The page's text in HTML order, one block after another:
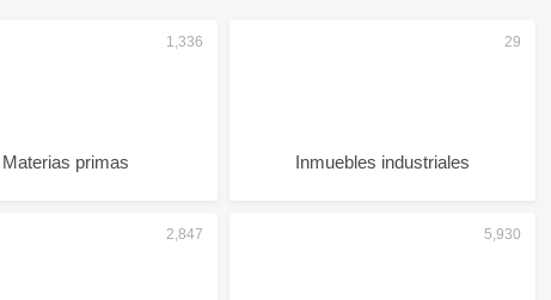
Materias primas Inmuebles industriales